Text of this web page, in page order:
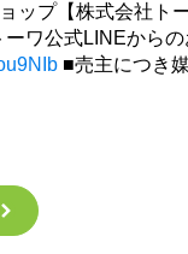
ップ【株式会社ト
ーワ公式LINEから
■売主につき